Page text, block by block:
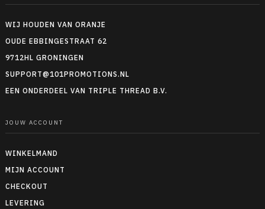
WIJ HOUDEN VAN ORANJE
OUDE EBBINGESTRAAT 62
9712HL GRONINGEN
SUPPORT@101PROMOTIONS.NL
EEN ONDERDEEL VAN TRIPLE THREAD B.V.
JOUW ACCOUNT
WINKELMAND
MIJN ACCOUNT
CHECKOUT
LEVERING